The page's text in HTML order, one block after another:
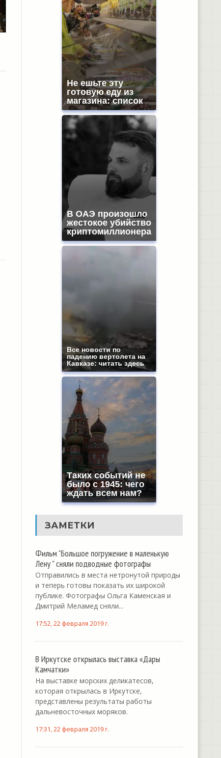
Не ешьте эту
готовую еду из
магазина: список
В ОАЭ произошло
жестокое убийство
криптомиллионера
Все новости по
падению вертолета на
Кавказе: читать здесь
Таких событий не
было с 1945: чего
ждать всем нам?
ЗАМЕТКИ
Фильм "Большое погружение в маленькую
Лену " сняли подводные фотографы
Отправились в места нетронутой природы
и теперь готовы показать их широкой
публике. Фотографы Ольга Каменская и
Дмитрий Меламед сняли...
17:52, 22 февраля 2019 г.
В Иркутске открылась выставка «Дары
Камчатки»
На выставке морских деликатесов,
которая открылась в Иркутске,
представлены результаты работы
дальневосточных моряков.
17:31, 22 февраля 2019 г.